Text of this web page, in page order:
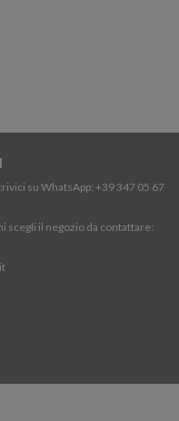
su WhatsApp: +39 347 05 67
scegli il negozio da contattare: